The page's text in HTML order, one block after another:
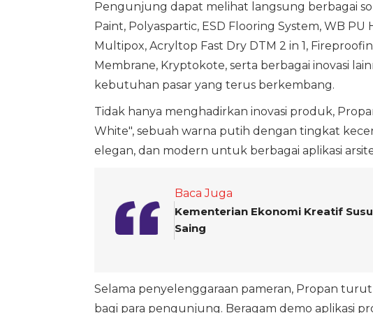
Pengunjung dapat melihat langsung berbagai
Paint, Polyaspartic, ESD Flooring System, WB
Multipox, Acryltop Fast Dry DTM 2 in 1,
Membrane, Kryptokote, serta berbagai inovasi
kebutuhan pasar yang terus berkembang.
Tidak hanya menghadirkan inovasi produk,
White", sebuah warna putih dengan tingkat
elegan, dan modern untuk berbagai aplikasi
Baca Juga
Kementerian Ekonomi Kreatif
Saing
Selama penyelenggaraan pameran, Propan
bagi para pengunjung. Beragam demo aplikasi